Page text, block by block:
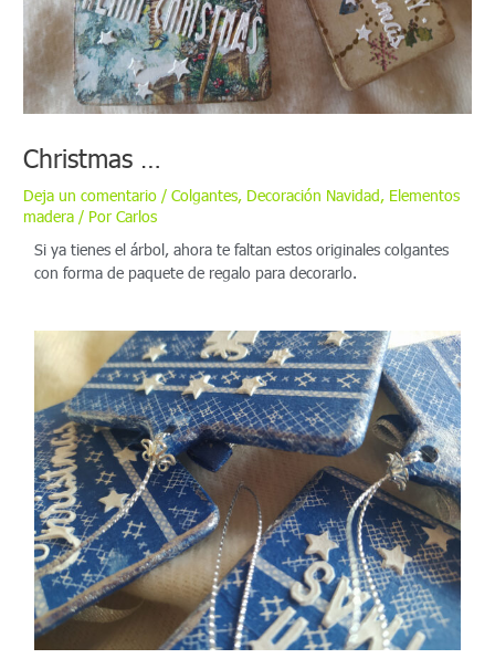
Christmas …
Deja un comentario /Colgantes, Decoración Navidad, Elementos
madera / PorCarlos
Si ya tienes el árbol, ahora te faltan estos originales colgantes
con forma de paquete de regalo para decorarlo.